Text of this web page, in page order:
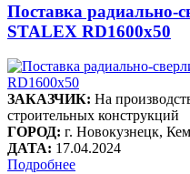
Поставка радиально-
STALEX RD1600x50
ЗАКАЗЧИК: На
строительных конструкций
ГОРОД: г. Новокузнецк,
ДАТА: 17.04.2024
Подробнее